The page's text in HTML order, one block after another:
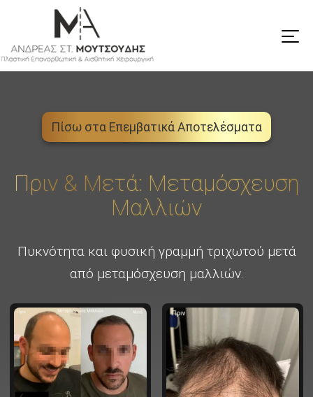
Πίσω στα Επεμβατικά Αποτελέσματα
Πριν & Μετά: Μεταμόσχευση
Μαλλιών
Πυκνότητα και φυσική γραμμή τριχωτού μετά
από μεταμόσχευση μαλλιών.